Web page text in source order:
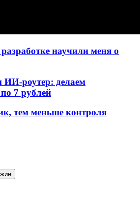
научили меня о
ИИ-роутер: делаем
7 рублей
тем меньше контроля